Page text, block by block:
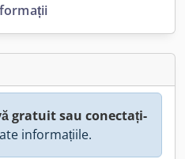
gratuit sau conectați-
informațiile.